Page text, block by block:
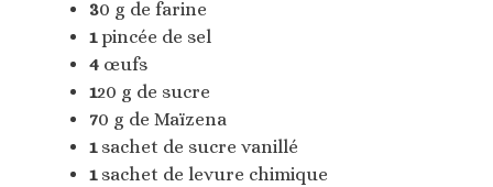
30 g de farine
1pincée de sel
4 œufs
120 g de sucre
70 g de Maïzena
1sachet de sucre vanillé
1sachet de levure chimique